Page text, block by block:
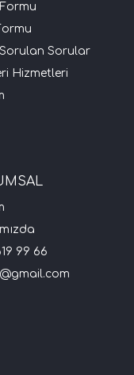
Sorulan Sorular
Hizmetleri
99 66